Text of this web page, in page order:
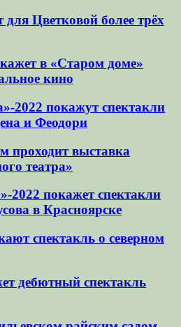
для Цветковой более трёх
в «Старом доме»
кино
2022 покажут спектакли
и Феодори
проходит выставка
театра»
2022 покажет спектакли
в Красноярске
спектакль о северном
дебютный спектакль